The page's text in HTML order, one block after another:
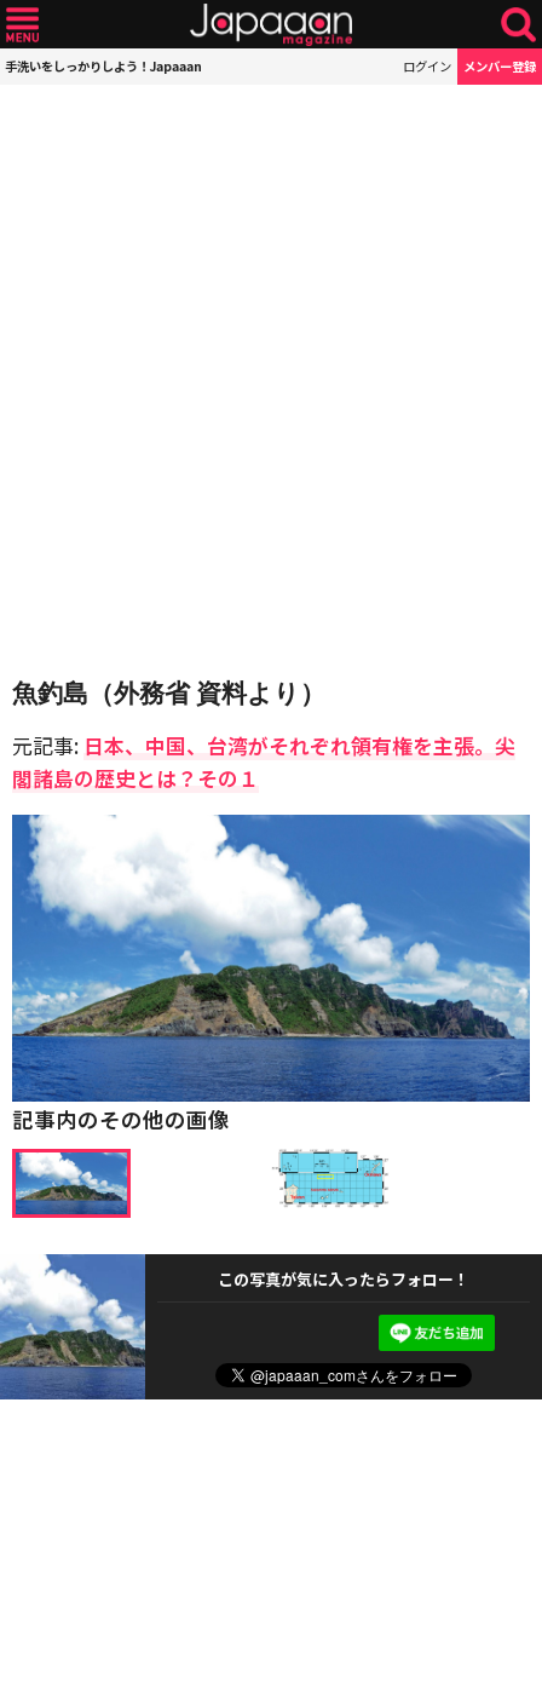
手洗いをしっかりしよう！Japaaan ログイン メンバー登録
魚釣島（外務省 資料より）
元記事: 日本、中国、台湾がそれぞれ領有権を主張。尖
閣諸島の歴史とは？その１
記事内のその他の画像
この写真が気に入ったらフォロー！